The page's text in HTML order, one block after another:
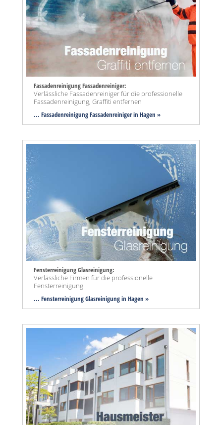
Fassadenreinigung Fassadenreiniger:
Verlässliche Fassadenreiniger für die professionelle
Fassadenreinigung, Graffiti entfernen
... Fassadenreinigung Fassadenreiniger in Hagen »
Fensterreinigung Glasreinigung:
Verlässliche Firmen für die professionelle
Fensterreinigung
... Fensterreinigung Glasreinigung in Hagen »